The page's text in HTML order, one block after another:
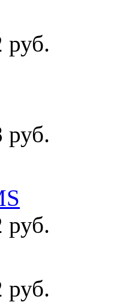
руб.
руб.
руб.
руб.